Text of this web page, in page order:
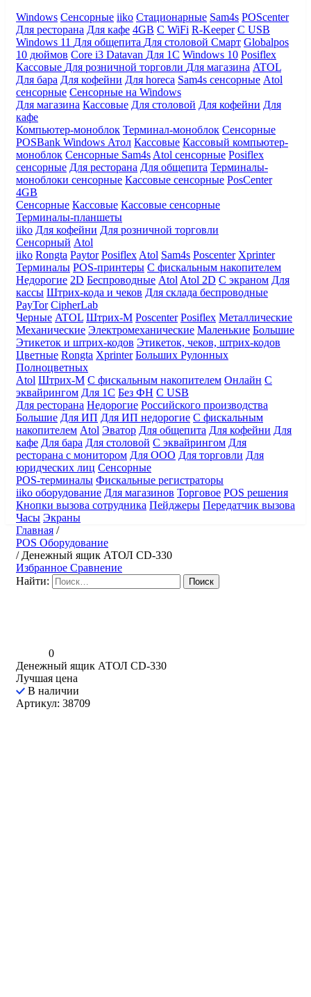
Windows Сенсорные iiko Стационарные Sam4s POScenter
Для ресторана Для кафе 4GB С WiFi R-Keeper С USB
Windows 11 Для общепита Для столовой Смарт Globalpos
10 дюймов Core i3 Datavan Для 1С Windows 10 Posiflex
Кассовые Для розничной торговли Для магазина ATOL
Для бара Для кофейни Для horeca Sam4s сенсорные Atol
сенсорные Сенсорные на Windows
Для магазина Кассовые Для столовой Для кофейни Для
кафе
Компьютер-моноблок Терминал-моноблок Сенсорные
POSBank Windows Атол Кассовые Кассовый компьютер-
моноблок Сенсорные Sam4s Atol сенсорные Posiflex
сенсорные Для ресторана Для общепита Терминалы-
моноблоки сенсорные Кассовые сенсорные PosCenter
4GB
Сенсорные Кассовые Кассовые сенсорные
Терминалы-планшеты
iiko Для кофейни Для розничной торговли
Сенсорный Atol
iiko Rongta Paytor Posiflex Atol Sam4s Poscenter Xprinter
Терминалы POS-принтеры С фискальным накопителем
Недорогие 2D Беспроводные Atol Atol 2D С экраном Для
кассы Штрих-кода и чеков Для склада беспроводные
PayTor CipherLab
Черные ATOL Штрих-М Poscenter Posiflex Металлические
Механические Электромеханические Маленькие Большие
Этикеток и штрих-кодов Этикеток, чеков, штрих-кодов
Цветные Rongta Xprinter Больших Рулонных
Полноцветных
Atol Штрих-М С фискальным накопителем Онлайн С
эквайрингом Для 1С Без ФН С USB
Для ресторана Недорогие Российского производства
Большие Для ИП Для ИП недорогие С фискальным
накопителем Atol Эватор Для общепита Для кофейни Для
кафе Для бара Для столовой С эквайрингом Для
ресторана с монитором Для ООО Для торговли Для
юридческих лиц Сенсорные
POS-терминалы Фискальные регистраторы
iiko оборудование Для магазинов Торговое POS решения
Кнопки вызова сотрудника Пейджеры Передатчик вызова
Часы Экраны
Главная /
POS Оборудование
/ Денежный ящик АТОЛ CD-330
Избранное Сравнение
Найти:
0
Денежный ящик АТОЛ CD-330
Лучшая цена
В наличии
Артикул: 38709